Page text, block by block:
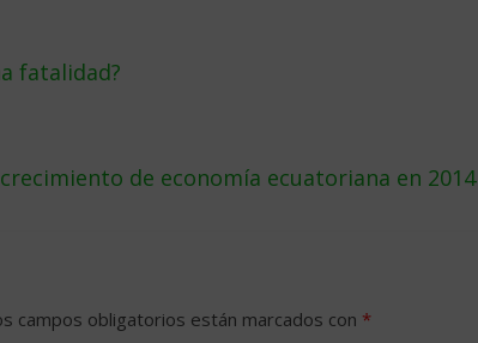
fatalidad?
de economía ecuatoriana en 2014
campos obligatorios están marcados con *